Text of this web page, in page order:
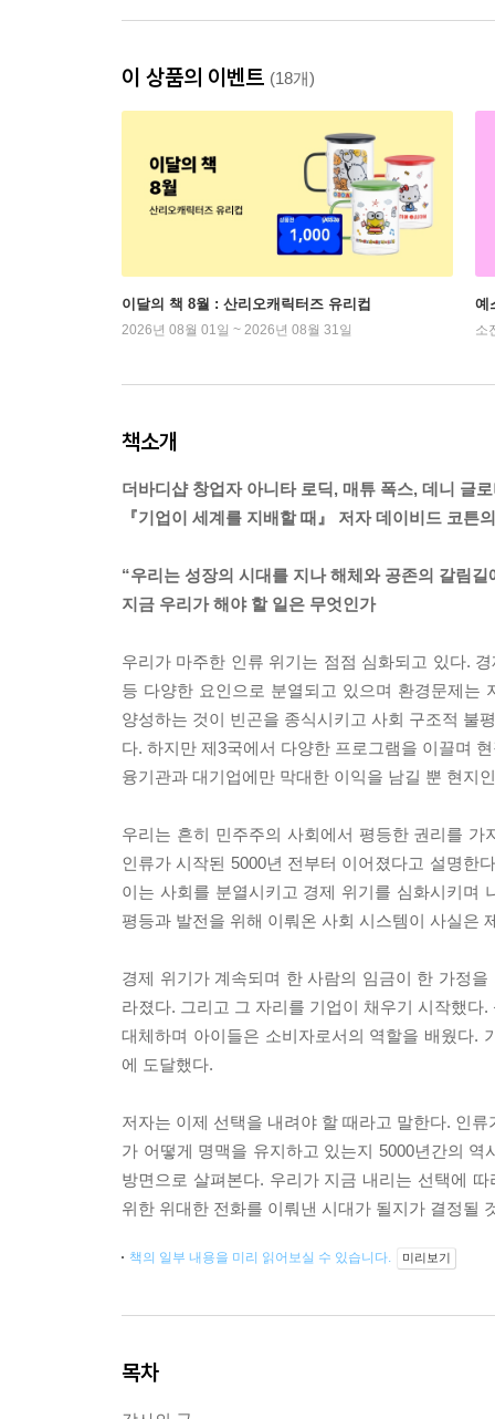
이 상품의 이벤트 (18개)
이달의 책 8월 : 산리오캐릭터즈 유리컵
2026년 08월 01일 ~ 2026년 08월 31일
예
소
책소개
더바디샵 창업자 아니타 로딕, 매튜 폭스, 데니 글
『기업이 세계를 지배할 때』 저자 데이비드 코튼
“우리는 성장의 시대를 지나 해체와 공존의 갈림길
지금 우리가 해야 할 일은 무엇인가
우리가 마주한 인류 위기는 점점 심화되고 있다.
등 다양한 요인으로 분열되고 있으며 환경문제는
양성하는 것이 빈곤을 종식시키고 사회 구조적 불
다. 하지만 제3국에서 다양한 프로그램을 이끌며
융기관과 대기업에만 막대한 이익을 남길 뿐 현지
우리는 흔히 민주주의 사회에서 평등한 권리를
인류가 시작된 5000년 전부터 이어졌다고 설명한
이는 사회를 분열시키고 경제 위기를 심화시키며
평등과 발전을 위해 이뤄온 사회 시스템이 사실은
경제 위기가 계속되며 한 사람의 임금이 한 가정
라졌다. 그리고 그 자리를 기업이 채우기 시작했
대체하며 아이들은 소비자로서의 역할을 배웠다.
에 도달했다.
저자는 이제 선택을 내려야 할 때라고 말한다. 인
가 어떻게 명맥을 유지하고 있는지 5000년간의
방면으로 살펴본다. 우리가 지금 내리는 선택에
위한 위대한 전화를 이뤄낸 시대가 될지가 결정될
책의 일부 내용을 미리 읽어보실 수 있습니다. 미리보기
목차